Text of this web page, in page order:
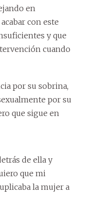
en
con este
y que
cuando
por su sobrina,
por su
que sigue en
de ella y
que mi
la mujer a